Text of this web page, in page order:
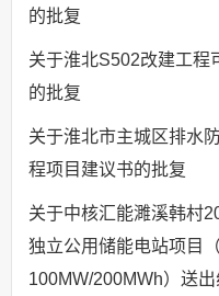
的批复
关于淮北S502改建工程
的批复
关于淮北市主城区排水
程项目建议书的批复
关于中核汇能濉溪韩村
独立公用储能电站项目
100MW/200MWh）送